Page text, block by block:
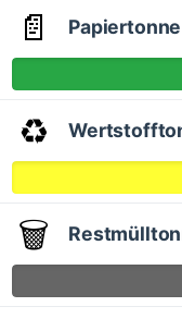
📄 Papiertonne
♻️
🗑️